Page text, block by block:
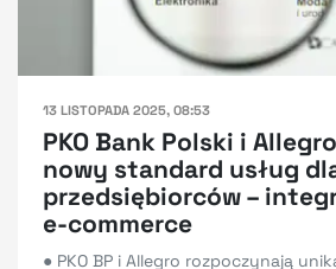
13 LISTOPADA 2025, 08:53
PKO Bank Polski i
nowy standard usług
przedsiębiorców –
e-commerce
● PKO BP i Allegro rozpoczynają